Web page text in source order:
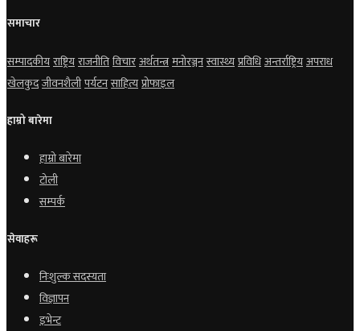
समाचार
सम्पादकीयराष्ट्रियराजनीतिविचारअर्थतन्त्रमनोरञ्जनस्वास्थ्यप्रविधिअन्तर्राष्ट्रियअपराध
खेलकुदजीवनशैलीपर्यटनसाहित्यप्रोफाइल
हाम्रो बारेमा
हाम्रो बारेमा
टोली
सम्पर्क
सेवाहरू
निःशुल्क सदस्यता
विज्ञापन
इभेन्ट